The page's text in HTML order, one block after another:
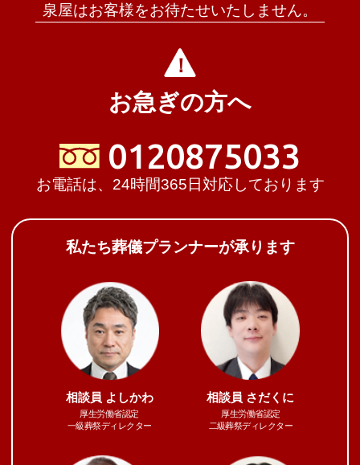
泉屋はお客様をお待たせいたしません。
お急ぎの方へ
0120875033
お電話は、24時間365日対応しております
私たち葬儀プランナーが承ります
相談員 よしかわ
厚生労働省認定
一級葬祭ディレクター
相談員 さだくに
厚生労働省認定
二級葬祭ディレクター